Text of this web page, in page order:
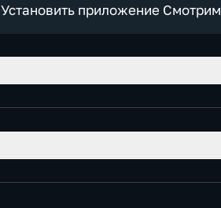
экономические
Установить приложение Смотрим